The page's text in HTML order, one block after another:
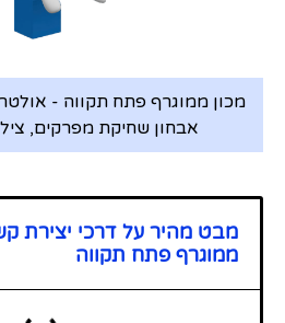
מכון ממוגרף פתח תקווה -
אבחון שחיקת מפרקים,
מבט מהיר על דרכי יצירת
ממוגרף פתח תקווה